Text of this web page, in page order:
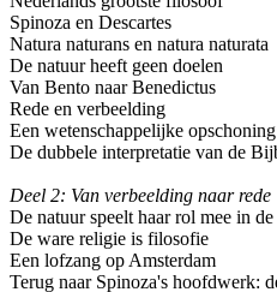
Spinoza en Descartes
Natura naturans en natura naturata
De natuur heeft geen doelen
Van Bento naar Benedictus
Rede en verbeelding
Een wetenschappelijke
De dubbele interpretatie van de
Deel 2: Van verbeelding naar rede
De natuur speelt haar rol mee in
De ware religie is filosofie
Een lofzang op Amsterdam
Terug naar Spinoza's hoofdwerk: